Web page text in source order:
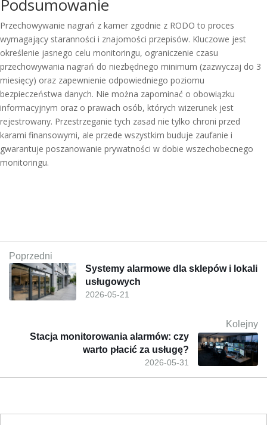
Podsumowanie
Przechowywanie nagrań z kamer zgodnie z RODO to proces
wymagający staranności i znajomości przepisów. Kluczowe jest
określenie jasnego celu monitoringu, ograniczenie czasu
przechowywania nagrań do niezbędnego minimum (zazwyczaj do 3
miesięcy) oraz zapewnienie odpowiedniego poziomu
bezpieczeństwa danych. Nie można zapominać o obowiązku
informacyjnym oraz o prawach osób, których wizerunek jest
rejestrowany. Przestrzeganie tych zasad nie tylko chroni przed
karami finansowymi, ale przede wszystkim buduje zaufanie i
gwarantuje poszanowanie prywatności w dobie wszechobecnego
monitoringu.
Poprzedni
2026-05-21
Systemy alarmowe dla sklepów i lokali
usługowych
Kolejny
2026-05-31
Stacja monitorowania alarmów: czy
warto płacić za usługę?